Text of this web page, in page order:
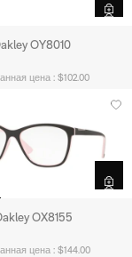
OY8010
цена : $102.00
OX8155
цена : $144.00